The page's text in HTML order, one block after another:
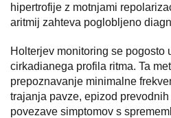
hipertrofije z motnjami
aritmij zahteva poglobljeno
Holterjev monitoring se pogosto
cirkadianega profila ritma. Ta
prepoznavanje minimalne
trajanja pavze, epizod
povezave simptomov s